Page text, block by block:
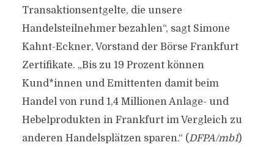
Transaktionsentgelte, die unsere
Handelsteilnehmer bezahlen“, sagt Simone
Kahnt-Eckner, Vorstand der Börse Frankfurt
Zertifikate. „Bis zu 19 Prozent können
Kund*innen und Emittenten damit beim
Handel von rund 1,4 Millionen Anlage- und
Hebelprodukten in Frankfurt im Vergleich zu
anderen Handelsplätzen sparen.“ (DFPA/mb1)